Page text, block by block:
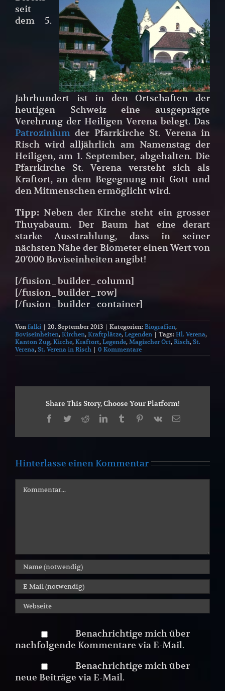
seit
dem 5.
Jahrhundert ist in den Ortschaften der
heutigen Schweiz eine ausgeprägte
Verehrung der Heiligen Verena belegt. Das
Patrozinium der Pfarrkirche St. Verena in
Risch wird alljährlich am Namenstag der
Heiligen, am 1. September, abgehalten. Die
Pfarrkirche St. Verena versteht sich als
Kraftort, an dem Begegnung mit Gott und
den Mitmenschen ermöglicht wird.
Tipp: Neben der Kirche steht ein grosser
Thuyabaum. Der Baum hat eine derart
starke Ausstrahlung, dass in seiner
nächsten Nähe der Biometer einen Wert von
20’000 Boviseinheiten angibt!
[/fusion_builder_column]
[/fusion_builder_row]
[/fusion_builder_container]
Von falki | 20. September 2013 | Kategorien: Biografien,
Boviseinheiten, Kirchen, Kraftplätze, Legenden | Tags: Hl. Verena,
Kanton Zug, Kirche, Kraftort, Legende, Magischer Ort, Risch, St.
Verena, St. Verena in Risch | 0 Kommentare
Share This Story, Choose Your Platform!
Facebook
TwitterRedditLinkedInTumblrPinterest
Vk
E-
Hinterlasse einen Kommentar
Benachrichtige mich über
nachfolgende Kommentare via E-Mail.
Benachrichtige mich über
neue Beiträge via E-Mail.